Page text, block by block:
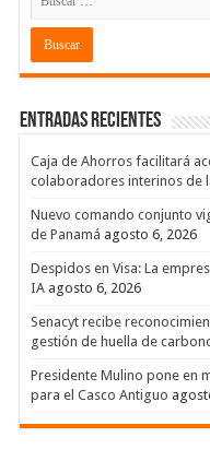
Entradas recientes
Caja de Ahorros facilitará
colaboradores interinos de
Nuevo comando conjunto
de Panamá agosto 6, 2026
Despidos en Visa: La
IA agosto 6, 2026
Senacyt recibe
gestión de huella de
Presidente Mulino pone en
para el Casco Antiguo